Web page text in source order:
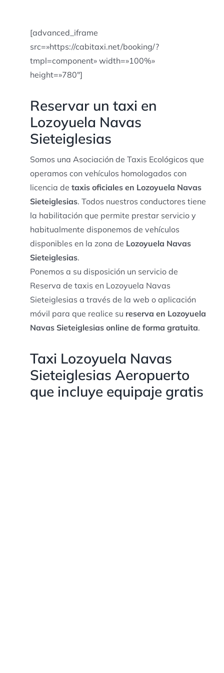
[advanced_iframe
src=»https://cabitaxi.net/booking/?
tmpl=component» width=»100%»
height=»780″]
Reservar un taxi en
Lozoyuela Navas
Sieteiglesias
Somos una Asociación de Taxis Ecológicos que
operamos con vehículos homologados con
licencia de taxis oficiales en Lozoyuela Navas
Sieteiglesias. Todos nuestros conductores tiene
la habilitación que permite prestar servicio y
habitualmente disponemos de vehículos
disponibles en la zona de Lozoyuela Navas
Sieteiglesias.
Ponemos a su disposición un servicio de
Reserva de taxis en Lozoyuela Navas
Sieteiglesias a través de la web o aplicación
móvil para que realice su reserva en Lozoyuela
Navas Sieteiglesias online de forma gratuita.
Taxi Lozoyuela Navas
Sieteiglesias Aeropuerto
que incluye equipaje gratis